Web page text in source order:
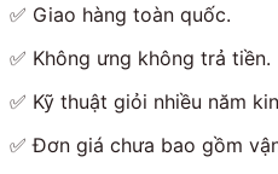
✅ Giao hàng toàn quốc.
✅ Không ưng không trả tiền.
✅ Kỹ thuật giỏi nhiều năm
✅ Đơn giá chưa bao gồm